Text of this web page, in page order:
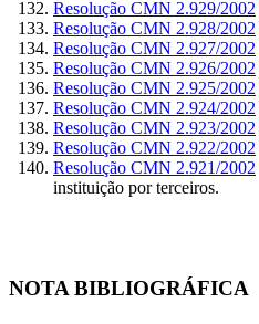
Resolução CMN 2.929/2002
Resolução CMN 2.928/2002
Resolução CMN 2.927/2002
Resolução CMN 2.926/2002
Resolução CMN 2.925/2002
Resolução CMN 2.924/2002
Resolução CMN 2.923/2002
Resolução CMN 2.922/2002
Resolução CMN 2.921/2002
instituição por terceiros.
NOTA BIBLIOGRÁFICA